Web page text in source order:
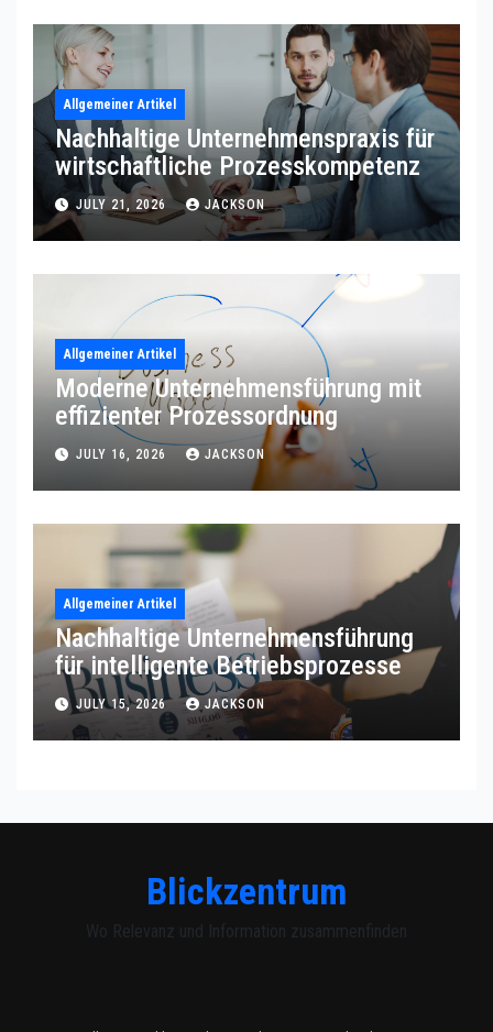
Allgemeiner Artikel
Nachhaltige Unternehmenspraxis für
wirtschaftliche Prozesskompetenz
JULY 21, 2026 JACKSON
Allgemeiner Artikel
Moderne Unternehmensführung mit
effizienter Prozessordnung
JULY 16, 2026 JACKSON
Allgemeiner Artikel
Nachhaltige Unternehmensführung
für intelligente Betriebsprozesse
JULY 15, 2026 JACKSON
Blickzentrum
Wo Relevanz und Information zusammenfinden